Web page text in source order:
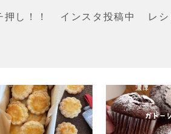
押し！！ インスタ投稿中 レ